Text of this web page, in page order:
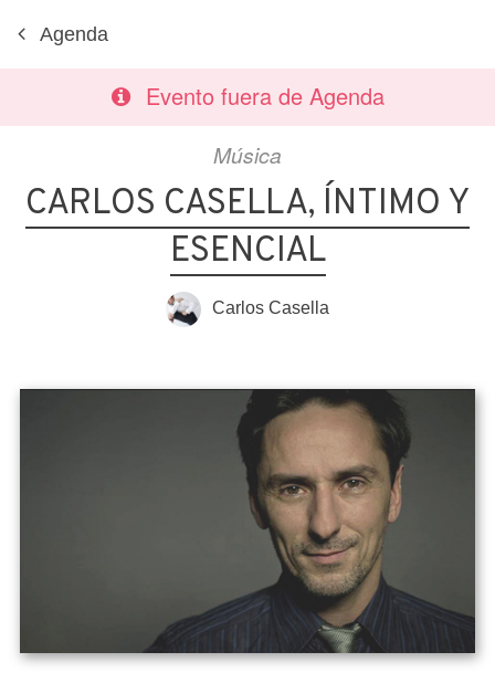
Agenda
Evento fuera de Agenda
Música
CARLOS CASELLA, ÍNTIMO Y
ESENCIAL
Carlos Casella